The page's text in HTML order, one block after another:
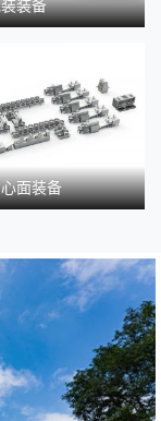
装备
面装备